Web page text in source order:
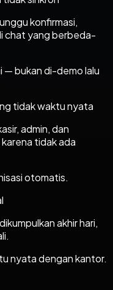
konfirmasi,
chat yang berbeda-
— bukan di-demo lalu
tidak waktu nyata
admin, dan
tidak ada
otomatis.
akhir hari,
nyata dengan kantor.